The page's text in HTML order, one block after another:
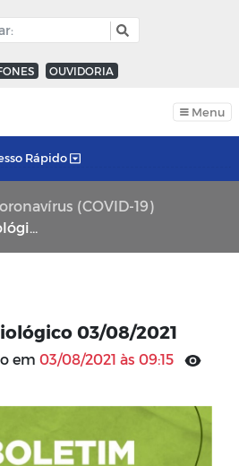
OUVIDORIA
Menu
Rápido
(COVID-19)
2021
03/08/2021
em 03/08/2021 às 09:15